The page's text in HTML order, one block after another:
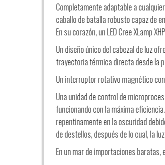
Completamente adaptable a
caballo de batalla robusto capaz de
En su corazón, un LED Cree XLamp
Un diseño único del cabezal de luz
trayectoria térmica directa desde la
Un interruptor rotativo magnético
Una unidad de control de
funcionando con la máxima
repentinamente en la oscuridad
de destellos, después de lo cual, la
En un mar de importaciones baratas,